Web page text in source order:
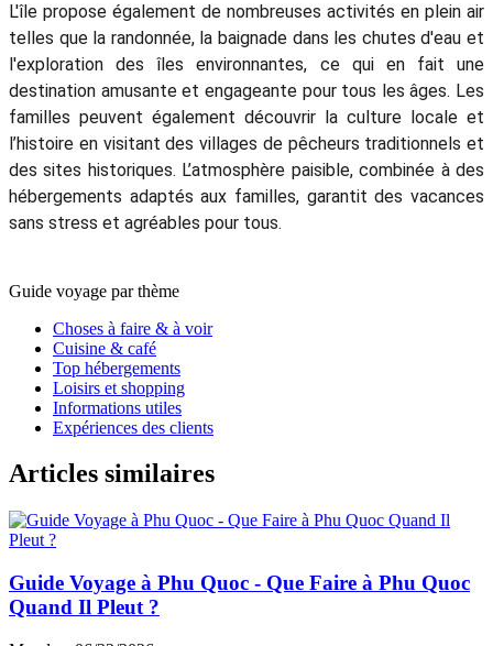
En savoir plus:
>Phu Quoc Guide de voyage
> Top 10 des meilleurs resorts à Phu Quoc
>
Circuits Sud du Vietnam
>Voyage sur mesure Vietnam
5/5 - (1008 Vote)
Anna Bernard 5.0 Excellent
Quelles sont les attractions incontournables à Phu Quoc ?
d'attractions incontournables qui mettent en valeur sa
immaculées de l'île, avec leurs eaux cristallines, sont
parfaites pour la détente et les activités nautiques, tandis
que le Parc National verdoyant invite les passionnés de
nature à explorer sa faune diversifiée et ses sentiers de
randonnée. Les visiteurs peuvent se rafraîchir aux
d'eau de Suoi Tranhou s'immerger dans la culture locale en
des fruits de mer frais et profiter des vues pittoresques sur
les bateaux. Les amateurs d'histoire apprécieront la
de Phu Quoc
, qui offre un aperçu du passé de l'île, tandis que
le paisible temple Ho Quoc offre des vues imprenables sur la